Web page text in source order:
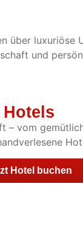
über luxuriöse
und
Hotels
– vom
Hotel buchen